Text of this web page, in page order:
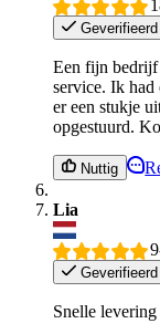
Geverifieerd
Een fijn bedrijf
service. Ik had
er een stukje
opgestuurd.
Nuttig
Lia
Geverifieerd
Snelle